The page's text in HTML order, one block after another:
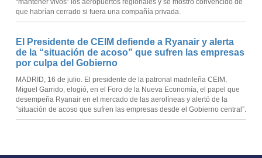
que habrían cerrado si fuera una compañía privada.
El Presidente de CEIM defiende a Ryanair y alerta
de la “situación de acoso” que sufren las empresas
por culpa del Gobierno
MADRID, 16 de julio. El presidente de la patronal madrileña CEIM,
Miguel Garrido, elogió, en el Foro de la Nueva Economía, el papel que
desempeña Ryanair en el mercado de las aerolíneas y alertó de la
“situación de acoso que sufren las empresas desde el Gobierno central”.